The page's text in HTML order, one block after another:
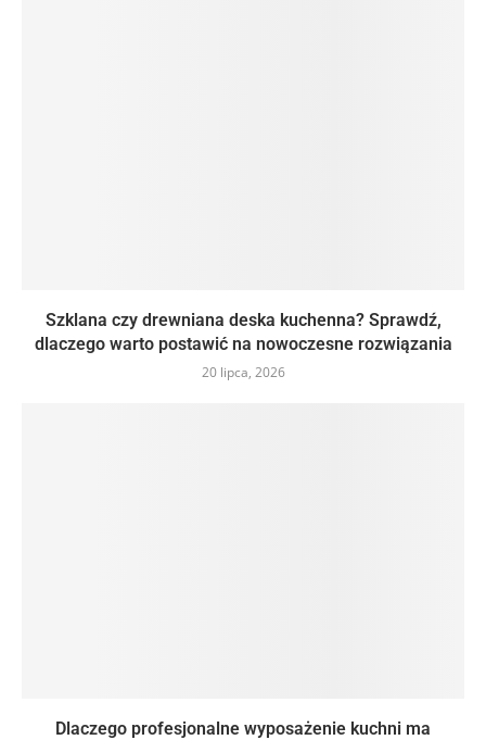
Szklana czy drewniana deska kuchenna? Sprawdź,
dlaczego warto postawić na nowoczesne rozwiązania
20 lipca, 2026
Dlaczego profesjonalne wyposażenie kuchni ma